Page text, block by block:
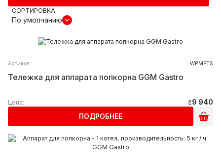
СОРТИРОВКА:
По умолчанию
Артикул: WPMETS
Тележка для аппарата попкорна GGM Gastro
Цена: ₴9 940
ПОДРОБНЕЕ